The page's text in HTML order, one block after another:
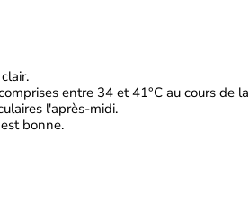
entre 34 et 41°C au cours de la
l'après-midi.
bonne.